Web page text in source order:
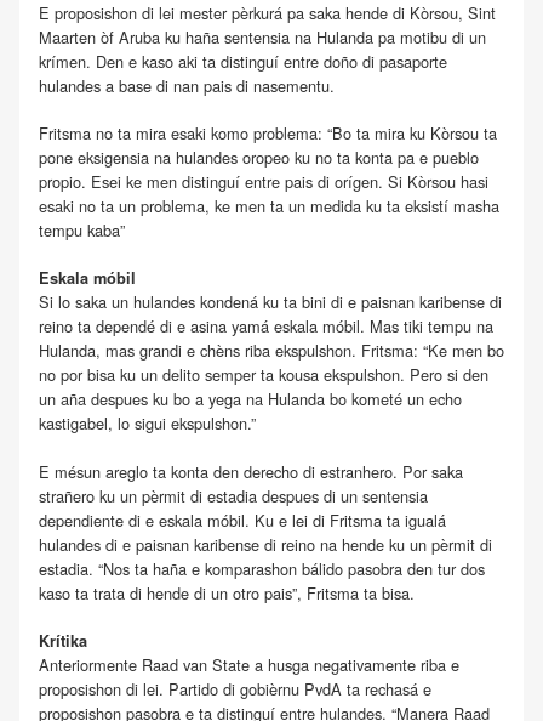
E proposishon di lei mester pèrkurá pa saka hende di Kòrsou, Sint
Maarten òf Aruba ku haña sentensia na Hulanda pa motibu di un
krímen. Den e kaso aki ta distinguí entre doño di pasaporte
hulandes a base di nan pais di nasementu.
Fritsma no ta mira esaki komo problema: “Bo ta mira ku Kòrsou ta
pone eksigensia na hulandes oropeo ku no ta konta pa e pueblo
propio. Esei ke men distinguí entre pais di orígen. Si Kòrsou hasi
esaki no ta un problema, ke men ta un medida ku ta eksistí masha
tempu kaba”
Eskala móbil
Si lo saka un hulandes kondená ku ta bini di e paisnan karibense di
reino ta dependé di e asina yamá eskala móbil. Mas tiki tempu na
Hulanda, mas grandi e chèns riba ekspulshon. Fritsma: “Ke men bo
no por bisa ku un delito semper ta kousa ekspulshon. Pero si den
un aña despues ku bo a yega na Hulanda bo kometé un echo
kastigabel, lo sigui ekspulshon.”
E mésun areglo ta konta den derecho di estranhero. Por saka
strañero ku un pèrmit di estadia despues di un sentensia
dependiente di e eskala móbil. Ku e lei di Fritsma ta igualá
hulandes di e paisnan karibense di reino na hende ku un pèrmit di
estadia. “Nos ta haña e komparashon bálido pasobra den tur dos
kaso ta trata di hende di un otro pais”, Fritsma ta bisa.
Krítika
Anteriormente Raad van State a husga negativamente riba e
proposishon di lei. Partido di gobièrnu PvdA ta rechasá e
proposishon pasobra e ta distinguí entre hulandes. “Manera Raad